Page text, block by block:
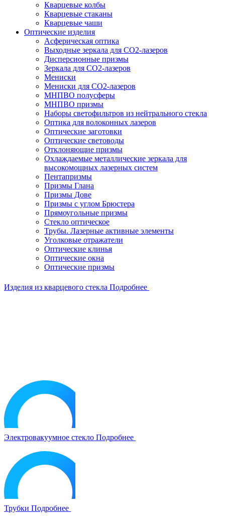
Кварцевые колбы
Кварцевые стаканы
Кварцевые чаши
Оптические изделия
Асферическая оптика
Выходные зеркала для CO2-лазеров
Дисперсионные призмы
Зеркала для CO2-лазеров
Мениски
Мениски для CO2-лазеров
МНПВО полусферы
МНПВО призмы
Наборы светофильтров из нейтрального стекла
Оптика для волоконных лазеров
Оптические заготовки
Оптические световоды
Отклоняющие призмы
Охлаждаемые металлические зеркала для
высокомощных лазерных систем
Пентапризмы
Призмы Глана
Призмы Дове
Призмы с углом Брюстера
Прямоугольные призмы
Стекло оптическое
Трубы. Лазерные активные элементы
Уголковые отражатели
Оптические клинья
Оптические окна
Оптические призмы
Изделия из кварцевого стекла Подробнее
Электровакуумное стекло Подробнее
Трубки Подробнее